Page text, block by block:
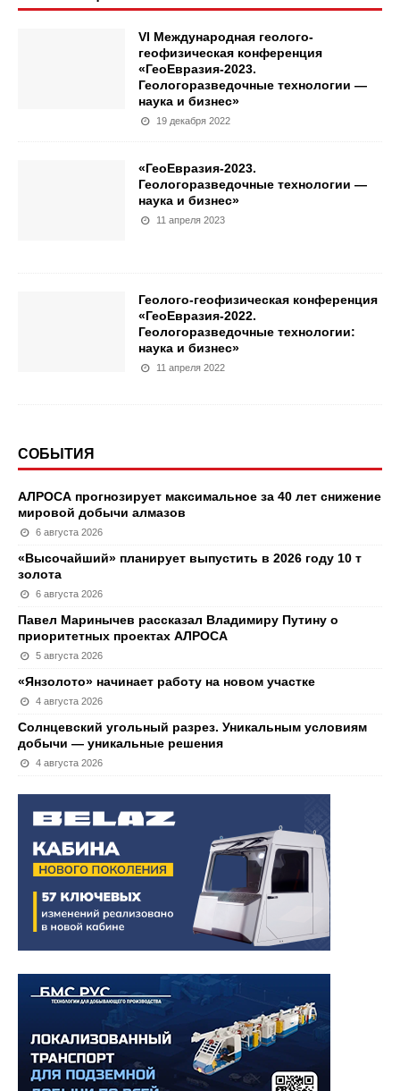
VI Международная геолого-
геофизическая конференция
«ГеоЕвразия-2023.
Геологоразведочные технологии —
наука и бизнес»
19 декабря 2022
«ГеоЕвразия-2023.
Геологоразведочные технологии —
наука и бизнес»
11 апреля 2023
Геолого-геофизическая конференция
«ГеоЕвразия-2022.
Геологоразведочные технологии:
наука и бизнес»
11 апреля 2022
СОБЫТИЯ
АЛРОСА прогнозирует максимальное за 40 лет снижение
мировой добычи алмазов
6 августа 2026
«Высочайший» планирует выпустить в 2026 году 10 т
золота
6 августа 2026
Павел Маринычев рассказал Владимиру Путину о
приоритетных проектах АЛРОСА
5 августа 2026
«Янзолото» начинает работу на новом участке
4 августа 2026
Солнцевский угольный разрез. Уникальным условиям
добычи — уникальные решения
4 августа 2026